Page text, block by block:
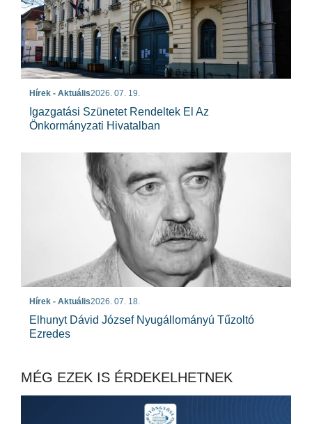
Hírek - Aktuális2026. 07. 19.
Igazgatási Szünetet Rendeltek El Az
Önkormányzati Hivatalban
Hírek - Aktuális2026. 07. 18.
Elhunyt Dávid József Nyugállományú Tűzoltó
Ezredes
MÉG EZEK IS ÉRDEKELHETNEK